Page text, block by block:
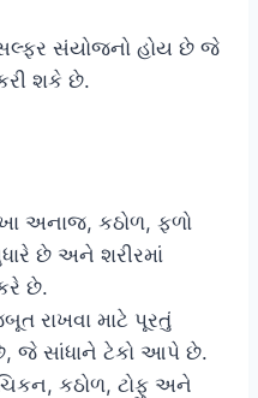
સંયોજનો હોય છે જે
શકે છે.
અનાજ, કઠોળ, ફળો
છે અને શરીરમાં
છે.
રાખવા માટે પૂરતું
જે સાંધાને ટેકો આપે છે.
ચિકન, કઠોળ, ટોફુ અને